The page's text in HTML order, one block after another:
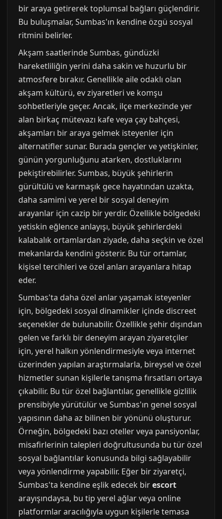
bir araya getirerek toplumsal bağları güçlendirir.
Bu buluşmalar, Sumbas'ın kendine özgü sosyal
ritmini belirler.
Akşam saatlerinde Sumbas, gündüzki
hareketliliğin yerini daha sakin ve huzurlu bir
atmosfere bırakır. Genellikle aile odaklı olan
akşam kültürü, ev ziyaretleri ve komşu
sohbetleriyle geçer. Ancak, ilçe merkezinde yer
alan birkaç mütevazı kafe veya çay bahçesi,
akşamları bir araya gelmek isteyenler için
alternatifler sunar. Burada gençler ve yetişkinler,
günün yorgunluğunu atarken, dostluklarını
pekiştirebilirler. Sumbas, büyük şehirlerin
gürültülü ve karmaşık gece hayatından uzakta,
daha samimi ve yerel bir sosyal deneyim
arayanlar için cazip bir yerdir. Özellikle bölgedeki
yetiskin eğlence anlayışı, büyük şehirlerdeki
kalabalık ortamlardan ziyade, daha seçkin ve özel
mekanlarda kendini gösterir. Bu tür ortamlar,
kişisel tercihleri ve özel anları arayanlara hitap
eder.
Sumbas'ta daha özel anlar yaşamak isteyenler
için, bölgedeki sosyal dinamikler içinde discreet
seçenekler de bulunabilir. Özellikle şehir dışından
gelen ve farklı bir deneyim arayan ziyaretçiler
için, yerel halkın yönlendirmesiyle veya internet
üzerinden yapılan araştırmalarla, bireysel ve özel
hizmetler sunan kişilerle tanışma fırsatları ortaya
çıkabilir. Bu tür özel bağlantılar, genellikle gizlilik
prensibiyle yürütülür ve Sumbas'ın genel sosyal
yapısının daha az bilinen bir yönünü oluşturur.
Örneğin, bölgedeki bazı oteller veya pansiyonlar,
misafirlerinin talepleri doğrultusunda bu tür özel
sosyal bağlantılar konusunda bilgi sağlayabilir
veya yönlendirme yapabilir. Eğer bir ziyaretçi,
Sumbas'ta kendine eşlik edecek birescort
arayışındaysa, bu tip yerel ağlar veya online
platformlar aracılığıyla uygun kişilerle temasa